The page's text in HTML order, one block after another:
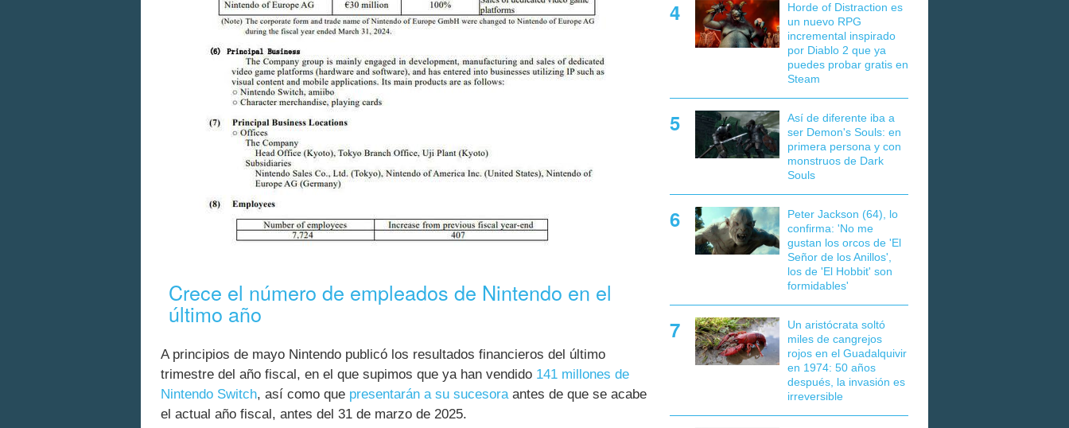
Crece el número de empleados de Nintendo en el
último año
A principios de mayo Nintendo publicó los resultados financieros del último
trimestre del año fiscal, en el que supimos que ya han vendido 141 millones de
Nintendo Switch, así como que presentarán a su sucesoraantes de que se acabe
el actual año fiscal, antes del 31 de marzo de 2025.
Horde of Distraction es
un nuevo RPG
incremental inspirado
por Diablo 2 que ya
puedes probar gratis en
Steam
Así de diferente iba a
ser Demon's Souls: en
primera persona y con
monstruos de Dark
Souls
Peter Jackson (64), lo
confirma: 'No me
gustan los orcos de 'El
Señor de los Anillos',
los de 'El Hobbit' son
formidables'
Un aristócrata soltó
miles de cangrejos
rojos en el Guadalquivir
en 1974: 50 años
después, la invasión es
irreversible